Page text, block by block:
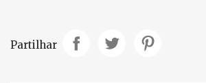
Partilhar